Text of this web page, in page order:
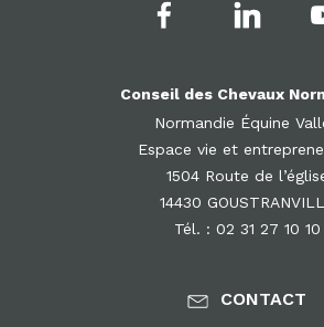
Conseil des Chevaux
Normandie Équine
Espace vie et
1504 Route de
14430
Tél. : 02 31 27 10 10
CONTACT